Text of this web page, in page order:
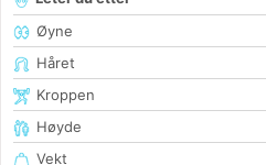
Øyne
Håret
Kroppen
Høyde
Vekt